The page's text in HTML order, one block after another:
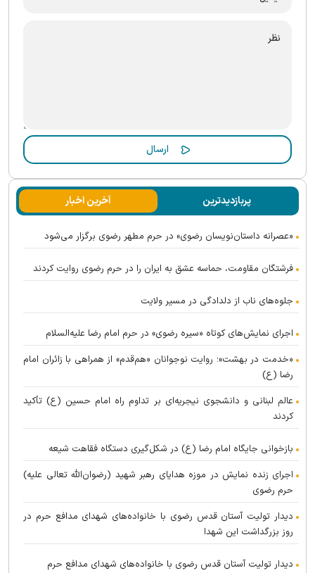
پربازدیدترین آخرین اخبار
«عصرانه داستان‌نویسان رضوی» در حرم مطهر رضوی برگزار می‌شود
فرشتگان مقاومت، حماسه عشق به ایران را در حرم رضوی روایت کردند
جلوه‌های ناب از دلدادگی در مسیر ولایت
اجرای نمایش‌های کوتاه «سیره رضوی» در حرم امام رضا علیه‌السلام
«خدمت در بهشت»؛ روایت نوجوانان «هم‌قدم» از همراهی با زائران امام
رضا (ع)
عالم لبنانی و دانشجوی نیجریه‌ای بر تداوم راه امام حسین (ع) تأکید
کردند
بازخوانی جایگاه امام رضا (ع) در شکل‌گیری دستگاه فقاهت شیعه
اجرای زنده نمایش در موزه هدایای رهبر شهید (رضوان‌الله تعالی علیه)
حرم رضوی
دیدار تولیت آستان قدس رضوی با خانواده‌های شهدای مدافع حرم در
روز بزرگداشت این شهدا
دیدار تولیت آستان قدس رضوی با خانواده‌های شهدای مدافع حرم